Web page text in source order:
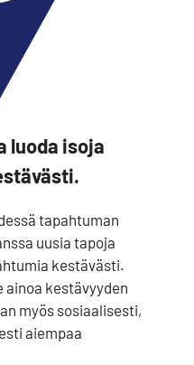
luoda isoja
tapahtuman
uusia tapoja
kestävästi.
ainoa kestävyyden
myös sosiaalisesti,
aiempaa